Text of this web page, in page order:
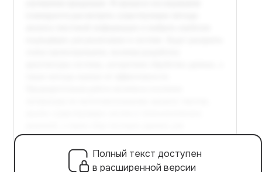
Полный текст доступен
в расширенной версии